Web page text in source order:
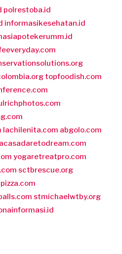
polrestoba.id
informasikesehatan.id
topfoodish.com
lachilenita.com abgolo.com
yogaretreatpro.com
sctbrescue.org
stmichaelwtby.org